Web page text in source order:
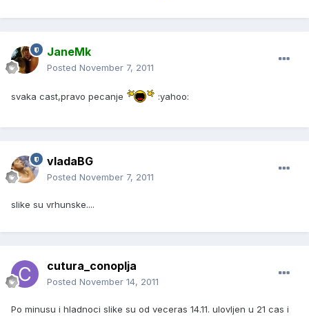
JaneMk
Posted November 7, 2011
svaka cast,pravo pecanje :yahoo:
vladaBG
Posted November 7, 2011
slike su vrhunske....
cutura_conoplja
Posted November 14, 2011
Po minusu i hladnoci slike su od veceras 14.11. ulovljen u 21 cas i